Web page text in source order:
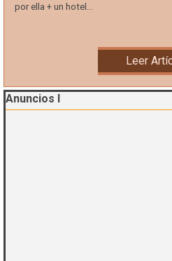
por ella + un hotel...
Leer
Saltar el bloque Anuncios I
Anuncios I